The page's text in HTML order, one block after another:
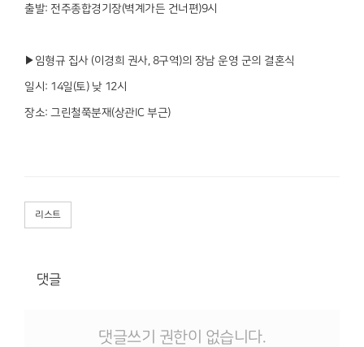
출발: 전주종합경기장(벽계가든 건너편)9시
▶임형규 집사 (이경희 권사, 8구역)의 장남 운영 군의 결혼식
일시: 14일(토) 낮 12시
장소: 그린철쭉분재(상관IC 부근)
리스트
댓글
댓글쓰기 권한이 없습니다.